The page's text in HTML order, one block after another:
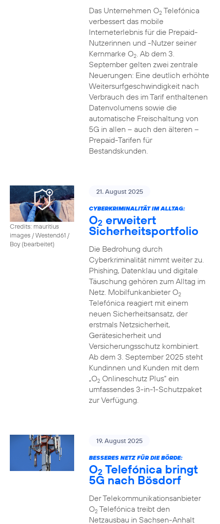
Das Unternehmen O2Telefónica
verbessert das mobile
Interneterlebnis für die Prepaid-
Nutzerinnen und -Nutzer seiner
Kernmarke O2. Ab dem 3.
September gelten zwei zentrale
Neuerungen: Eine deutlich erhöhte
Weitersurfgeschwindigkeit nach
Verbrauch des im Tarif enthaltenen
Datenvolumens sowie die
automatische Freischaltung von
5G in allen – auch den älteren –
Prepaid-Tarifen für
Bestandskunden.
Credits: mauritius
images / Westend61 /
Boy (bearbeitet)
21. August 2025
CYBERKRIMINALITÄT IM ALLTAG:
O2 erweitert
Sicherheitsportfolio
Die Bedrohung durch
Cyberkriminalität nimmt weiter zu.
Phishing, Datenklau und digitale
Täuschung gehören zum Alltag im
Netz. Mobilfunkanbieter O2
Telefónica reagiert mit einem
neuen Sicherheitsansatz, der
erstmals Netzsicherheit,
Gerätesicherheit und
Versicherungsschutz kombiniert.
Ab dem 3. September 2025 steht
Kundinnen und Kunden mit dem
„O2Onlineschutz Plus“ ein
umfassendes 3-in-1-Schutzpaket
zur Verfügung.
19. August 2025
BESSERES NETZ FÜR DIE BÖRDE:
O2 Telefónica bringt
5G nach Bösdorf
Der Telekommunikationsanbieter
O2Telefónica treibt den
Netzausbau in Sachsen-Anhalt